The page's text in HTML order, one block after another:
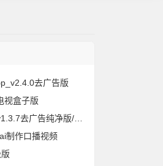
去广告版
视盒子版
广告纯净版/海量资源
制作口播视频